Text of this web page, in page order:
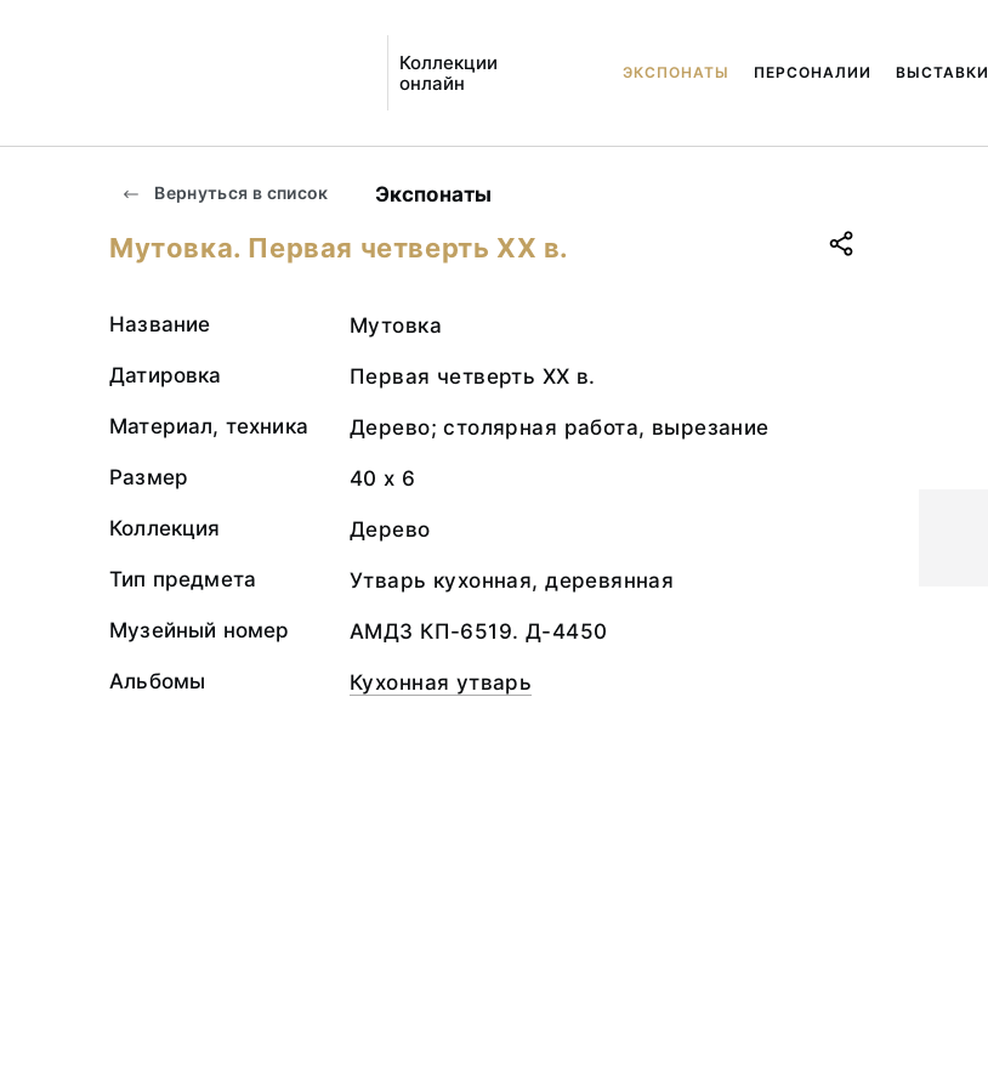
Коллекции
онлайн
ЭКСПОНАТЫ ПЕРСОНАЛИИ ВЫСТАВКИ
Вернуться в список Экспонаты
Мутовка. Первая четверть XX в.
Название Мутовка
Датировка Первая четверть XX в.
Материал, техника Дерево; столярная работа, вырезание
Размер 40 х 6
Коллекция Дерево
Тип предмета Утварь кухонная, деревянная
Музейный номер АМДЗ КП-6519. Д-4450
Альбомы Кухонная утварь